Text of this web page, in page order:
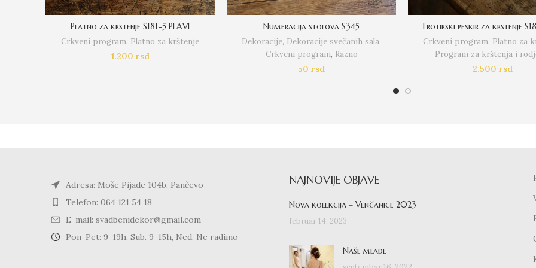
Platno za krstenje S181-5 PLAVI
Crkveni program, Platno za krštenje
1.200 rsd
Numeracija stolova S345
Dekoracije, Dekoracije svečanih sala,
Crkveni program, Razno
50 rsd
Frotirski peskir za krstenje
Crkveni program, Platno za
Program za krštenja i
2.500 rsd
Adresa: Moše Pijade 104b, Pančevo
Telefon: 064 121 54 18
E-mail: svadbenidekor@gmail.com
Pon-Pet: 9-19h, Sub. 9-15h, Ned. Ne radimo
NAJNOVIJE OBJAVE
Nova kolekcija – Venčanice 2023
februar 14, 2023
Naše mlade